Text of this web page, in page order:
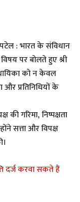
: भारत के संविधान
पर बोलते हुए श्री
को न केवल
प्रतिनिधियों के
गरिमा, निष्पक्षता
सत्ता और विपक्ष
दर्ज करवा सकते हैं